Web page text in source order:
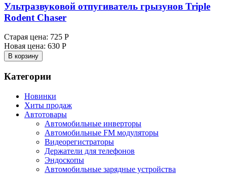
Ультразвуковой отпугиватель грызунов Triple
Rodent Chaser
Старая цена: 725 Р
Новая цена: 630 Р
В корзину
Категории
Новинки
Хиты продаж
Автотовары
Автомобильные инверторы
Автомобильные FM модуляторы
Видеорегистраторы
Держатели для телефонов
Эндоскопы
Автомобильные зарядные устройства